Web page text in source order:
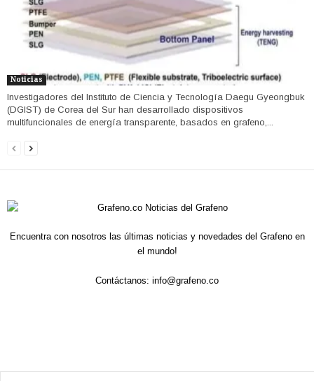
Noticias
Investigadores del Instituto de Ciencia y Tecnología Daegu Gyeongbuk
(DGIST) de Corea del Sur han desarrollado dispositivos
multifuncionales de energía transparente, basados ​​en grafeno,...
Encuentra con nosotros las últimas noticias y novedades del Grafeno en
el mundo!
Contáctanos: info@grafeno.co